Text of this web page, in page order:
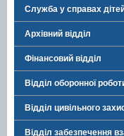
Служба у справах
Архівний відділ
Фінансовий відділ
Відділ оборонної
Відділ цивільного
Відділ забезпечення